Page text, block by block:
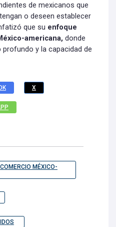
de mexicanos que
o deseen establecer
que su enfoque
americana, donde
y la capacidad de
X
MÉXICO-